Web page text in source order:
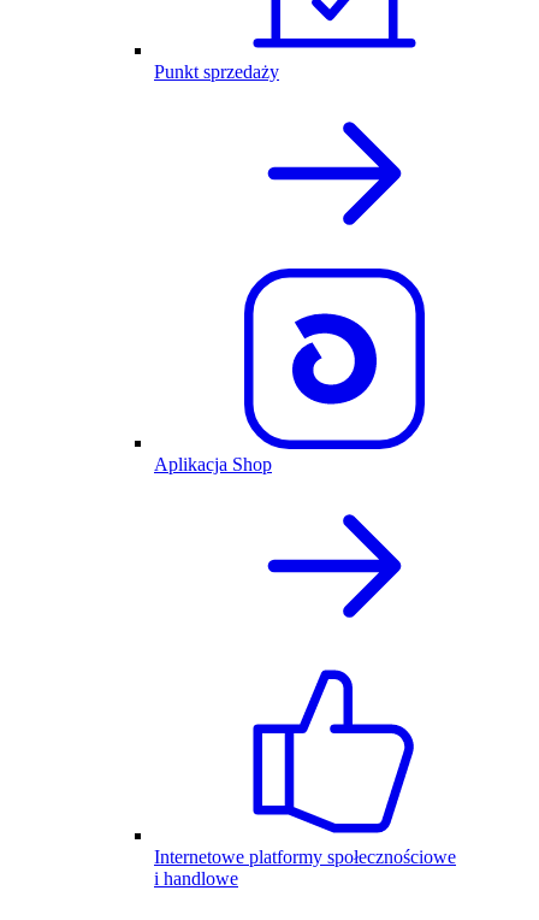
Punkt sprzedaży
Aplikacja Shop
Internetowe platformy społecznościowe
i handlowe